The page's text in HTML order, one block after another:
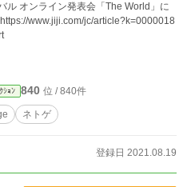
ル オンライン発表会「The World」に
www.jiji.com/jc/article?k=0000018
ｼｮﾝ 840 位 / 840件
ネトゲ
登録日 2021.08.19